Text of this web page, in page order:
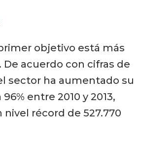
objetivo está más
acuerdo con cifras de
sector ha aumentado su
entre 2010 y 2013,
récord de 527.770